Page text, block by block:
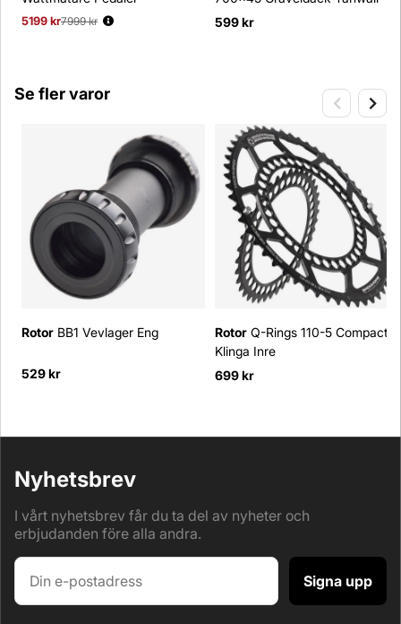
5199 kr
Ordinarie pris:
7999 kr
599 kr
Se fler varor
Rotor BB1 Vevlager Eng
529 kr
Rotor Q-Rings 110-5 Compact
Klinga Inre
699 kr
Nyhetsbrev
I vårt nyhetsbrev får du ta del av nyheter och
erbjudanden före alla andra.
Signa upp